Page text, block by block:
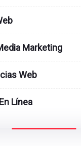
Marketing
Web
Línea